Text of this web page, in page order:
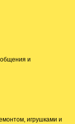
и
игрушками и